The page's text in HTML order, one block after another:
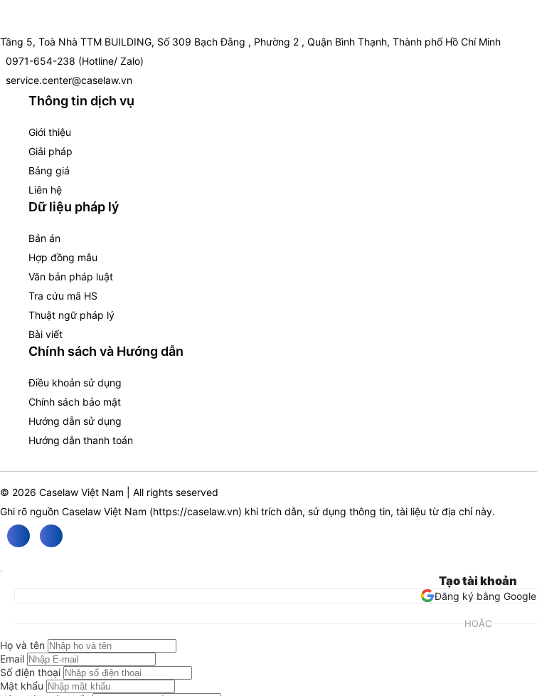
Tầng 5, Toà Nhà TTM BUILDING, Số 309 Bạch Đằng , Phường 2 , Quận Bình Thạnh, Thành phố Hồ Chí Minh
0971-654-238 (Hotline/ Zalo)
service.center@caselaw.vn
Thông tin dịch vụ
Giới thiệu
Giải pháp
Bảng giá
Liên hệ
Dữ liệu pháp lý
Bản án
Hợp đồng mẫu
Văn bản pháp luật
Tra cứu mã HS
Thuật ngữ pháp lý
Bài viết
Chính sách và Hướng dẫn
Điều khoản sử dụng
Chính sách bảo mật
Hướng dẫn sử dụng
Hướng dẫn thanh toán
© 2026 Caselaw Việt Nam | All rights seserved
Ghi rõ nguồn Caselaw Việt Nam (https://caselaw.vn) khi trích dẫn, sử dụng thông tin, tài liệu từ địa chỉ này.
Tạo tài khoản
Đăng ký bằng Google
HOẶC
Họ và tên
Email
Số điện thoại
Mật khẩu